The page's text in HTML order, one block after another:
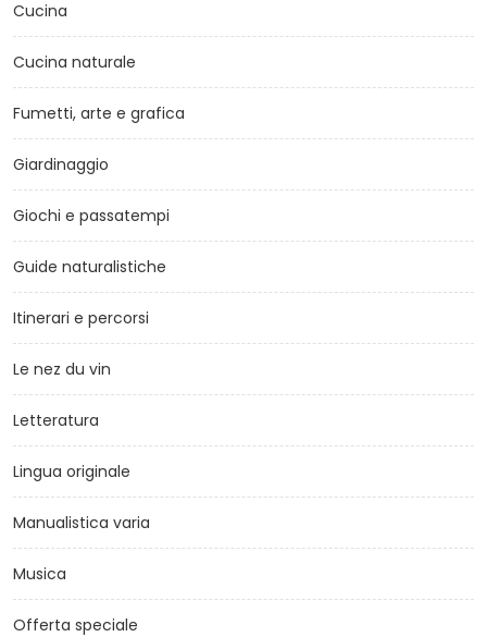
Cucina
Cucina naturale
Fumetti, arte e grafica
Giardinaggio
Giochi e passatempi
Guide naturalistiche
Itinerari e percorsi
Le nez du vin
Letteratura
Lingua originale
Manualistica varia
Musica
Offerta speciale